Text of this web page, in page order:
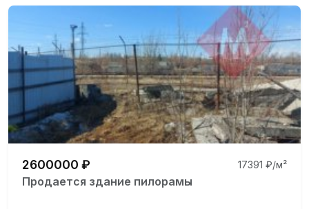
2600000 ₽ 17391 ₽/м²
Продается здание пилорамы